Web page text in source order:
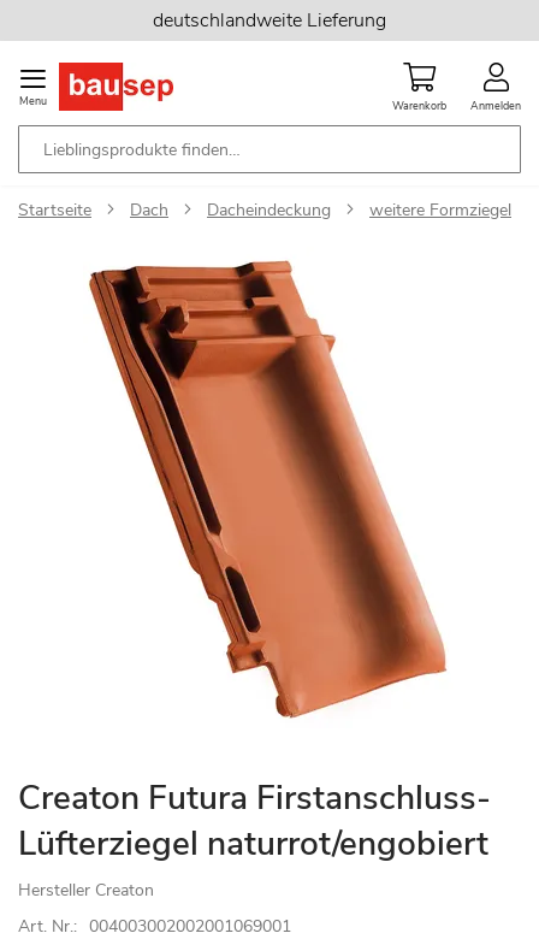
Inhalt
springen
deutschlandweite Lieferung
Menu Warenkorb Anmelden
Startseite Dach Dacheindeckung weitere Formziegel
Bildgalerie
Zum
Anfang
der
springen
Creaton Futura Firstanschluss-
Lüfterziegel naturrot/engobiert
Hersteller Creaton
Art. Nr.: 004003002002001069001